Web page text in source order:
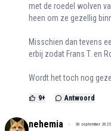
met de roedel wolven
heen om ze gezellig
Misschien dan tevens
erbij zodat Frans T. en
Wordt het toch nog
9+ Antwoord
nehemia 30 september